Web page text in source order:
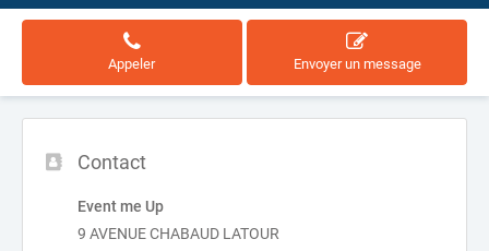
Appeler Envoyer un message
Contact
Event me Up
9 AVENUE CHABAUD LATOUR